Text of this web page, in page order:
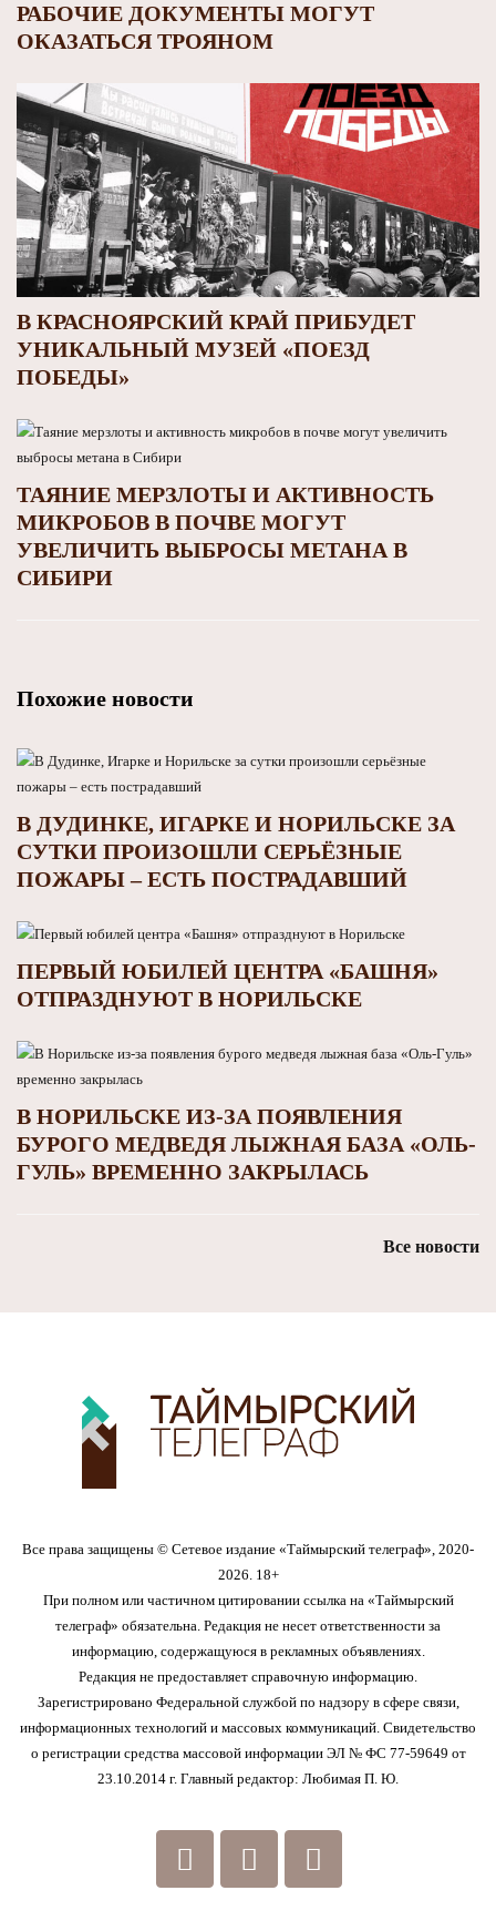
РАБОЧИЕ ДОКУМЕНТЫ МОГУТ
ОКАЗАТЬСЯ ТРОЯНОМ
В КРАСНОЯРСКИЙ КРАЙ ПРИБУДЕТ
УНИКАЛЬНЫЙ МУЗЕЙ «ПОЕЗД
ПОБЕДЫ»
ТАЯНИЕ МЕРЗЛОТЫ И АКТИВНОСТЬ
МИКРОБОВ В ПОЧВЕ МОГУТ
УВЕЛИЧИТЬ ВЫБРОСЫ МЕТАНА В
СИБИРИ
Похожие новости
В ДУДИНКЕ, ИГАРКЕ И НОРИЛЬСКЕ ЗА
СУТКИ ПРОИЗОШЛИ СЕРЬЁЗНЫЕ
ПОЖАРЫ – ЕСТЬ ПОСТРАДАВШИЙ
ПЕРВЫЙ ЮБИЛЕЙ ЦЕНТРА «БАШНЯ»
ОТПРАЗДНУЮТ В НОРИЛЬСКЕ
В НОРИЛЬСКЕ ИЗ-ЗА ПОЯВЛЕНИЯ
БУРОГО МЕДВЕДЯ ЛЫЖНАЯ БАЗА «ОЛЬ-
ГУЛЬ» ВРЕМЕННО ЗАКРЫЛАСЬ
Все новости
Все права защищены © Сетевое издание «Таймырский телеграф», 2020-
2026. 18+
При полном или частичном цитировании ссылка на «Таймырский
телеграф» обязательна. Редакция не несет ответственности за
информацию, содержащуюся в рекламных объявлениях.
Редакция не предоставляет справочную информацию.
Зарегистрировано Федеральной службой по надзору в сфере связи,
информационных технологий и массовых коммуникаций. Свидетельство
о регистрации средства массовой информации ЭЛ № ФС 77-59649 от
23.10.2014 г. Главный редактор: Любимая П. Ю.